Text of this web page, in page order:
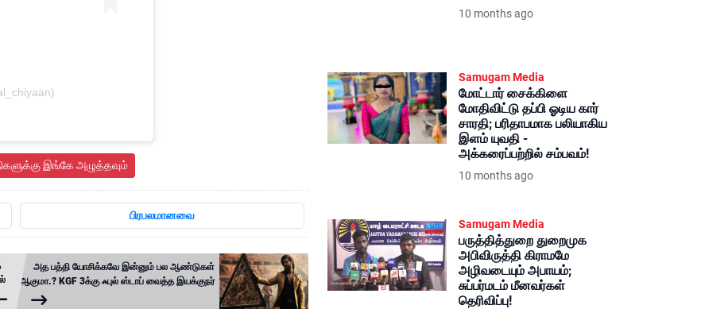
இங்கே அழுத்தவும்
பிரபலமானவை
அத பத்தி யோசிக்கவே இன்னும் பல ஆண்டுகள்
ஆகுமா.? KGF 3க்கு ஃபுல் ஸ்டாப் வைத்த இயக்குநர்
10 months ago
Samugam Media
மோட்டார் சைக்கிளை
மோதிவிட்டு தப்பி ஓடிய கார்
சாரதி; பரிதாபமாக பலியாகிய
இளம் யுவதி -
அக்கரைப்பற்றில் சம்பவம்!
10 months ago
Samugam Media
பருத்தித்துறை துறைமுக
அபிவிருத்தி கிராமமே
அழிவடையும் அபாயம்;
சுப்பர்மடம் மீனவர்கள்
தெரிவிப்பு!